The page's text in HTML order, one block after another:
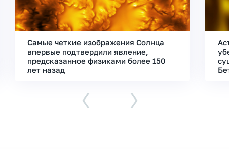
Самые четкие изображения Солнца
впервые подтвердили явление,
предсказанное физиками более 150
лет назад
‹ ›